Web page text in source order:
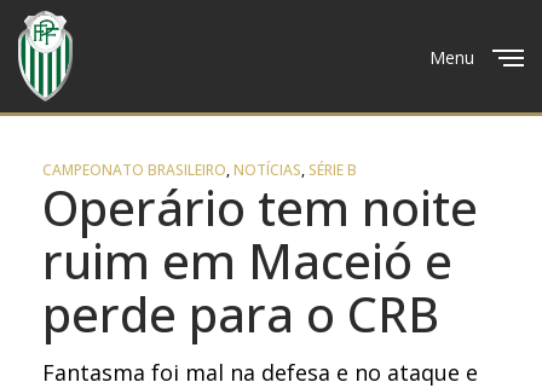
Menu
CAMPEONATO BRASILEIRO,NOTÍCIAS, SÉRIE B
Operário tem noite
ruim em Maceió e
perde para o CRB
Fantasma foi mal na defesa e no ataque e